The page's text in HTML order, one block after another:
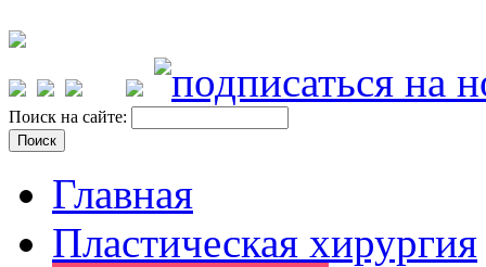
Поиск на сайте:
Главная
Пластическая хирургия